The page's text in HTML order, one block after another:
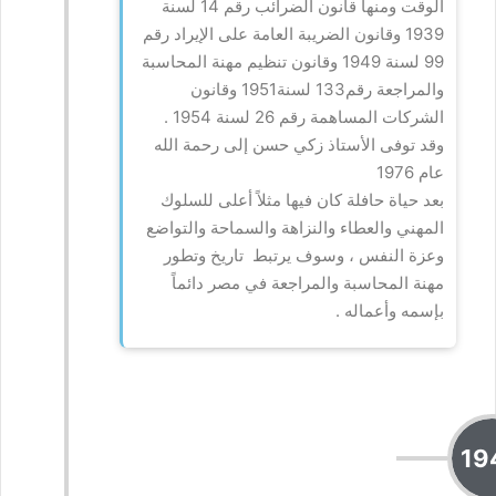
الوقت ومنها قانون الضرائب رقم 14 لسنة
1939 وقانون الضريبة العامة على الإيراد رقم
99 لسنة 1949 وقانون تنظيم مهنة المحاسبة
والمراجعة رقم133 لسنة1951 وقانون
الشركات المساهمة رقم 26 لسنة 1954 .
وقد توفى الأستاذ زكي حسن إلى رحمة الله
عام 1976
بعد حياة حافلة كان فيها مثلاً أعلى للسلوك
المهني والعطاء والنزاهة والسماحة والتواضع
وعزة النفس ، وسوف يرتبط تاريخ وتطور
مهنة المحاسبة والمراجعة في مصر دائماً
بإسمه وأعماله .